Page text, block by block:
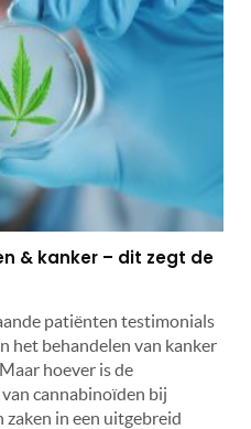
& kanker – dit zegt de
patiënten testimonials
het behandelen van kanker
hoever is de
cannabinoïden bij
zaken in een uitgebreid